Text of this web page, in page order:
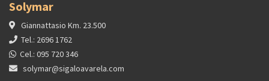
Solymar
Giannattasio Km. 23.500
Tel.: 2696 1762
Cel.: 095 720 346
solymar@sigaloavarela.com